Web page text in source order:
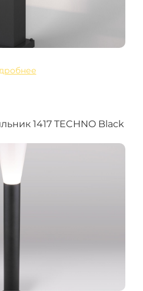
1417 TECHNO Black